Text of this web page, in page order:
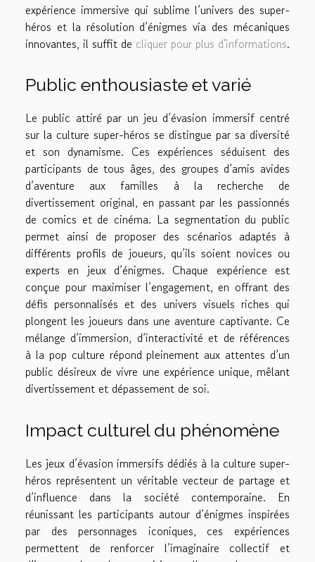
expérience immersive qui sublime l’univers des super-
héros et la résolution d’énigmes via des mécaniques
innovantes, il suffit de cliquer pour plus d'informations.
Public enthousiaste et varié
Le public attiré par un jeu d’évasion immersif centré
sur la culture super-héros se distingue par sa diversité
et son dynamisme. Ces expériences séduisent des
participants de tous âges, des groupes d’amis avides
d’aventure aux familles à la recherche de
divertissement original, en passant par les passionnés
de comics et de cinéma. La segmentation du public
permet ainsi de proposer des scénarios adaptés à
différents profils de joueurs, qu’ils soient novices ou
experts en jeux d’énigmes. Chaque expérience est
conçue pour maximiser l’engagement, en offrant des
défis personnalisés et des univers visuels riches qui
plongent les joueurs dans une aventure captivante. Ce
mélange d’immersion, d’interactivité et de références
à la pop culture répond pleinement aux attentes d’un
public désireux de vivre une expérience unique, mêlant
divertissement et dépassement de soi.
Impact culturel du phénomène
Les jeux d’évasion immersifs dédiés à la culture super-
héros représentent un véritable vecteur de partage et
d’influence dans la société contemporaine. En
réunissant les participants autour d’énigmes inspirées
par des personnages iconiques, ces expériences
permettent de renforcer l’imaginaire collectif et